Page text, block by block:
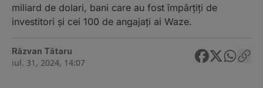
miliard de dolari, bani care au fost împărțiți de
investitori și cei 100 de angajați ai Waze.
iul. 31, 2024, 14:07
Răzvan Tătaru